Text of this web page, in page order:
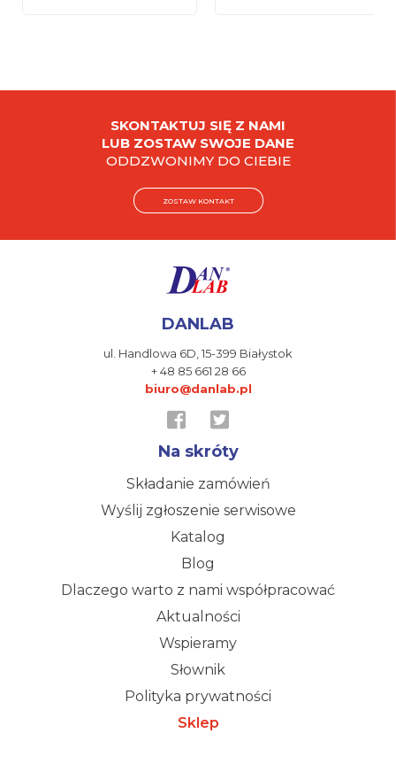
SKONTAKTUJ SIĘ Z NAMI
LUB ZOSTAW SWOJE DANE
ODDZWONIMY DO CIEBIE
ZOSTAW KONTAKT
DANLAB
ul. Handlowa 6D,15-399 Białystok
+ 48 85 661 28 66
biuro@danlab.pl
Na skróty
Składanie zamówień
Wyślij zgłoszenie serwisowe
Katalog
Blog
Dlaczego warto z nami współpracować
Aktualności
Wspieramy
Słownik
Polityka prywatności
Sklep